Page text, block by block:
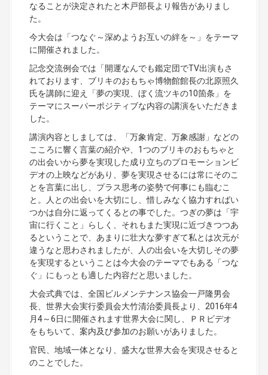
なることが決定されたと木戸部長より報告がありまし
た。
今大会は「つなぐ～深めようお互いの絆を～」をテーマ
に開催されました。
記念交流例会では「開運なんでも鑑定団でTV出演もさ
れております、ブリキのおもちゃ博物館館長の北原照久
氏を講師に迎え「夢の実現、ぼく流ツキの10箇条」を
テーマにスーパーポジティブな内容の講演をいただきま
した。
講演内容としましては、「万象肯定、万象感謝」などの
こころに響く言葉の紹介や、1つのブリキのおもちゃと
の出会いから夢を実現した成り立ちのプロモーションビ
デオの上映などがあり、夢を実現させるには常にそのこ
とを言葉に出し、プラス思考の姿勢で何事にも臨むこ
と。人との出会いを大切にし、惜しみなく協力すればい
つかは自分に返ってくるとの事でした。つぎの夢は「宇
宙に行くこと」らしく、それもまた実現に近づきつつあ
るということで、あまりに壮大な夢すぎて私とは次元が
違うなと思わされましたが、人の出会いを大切しその夢
を実現するということは今大会のテーマでもある「つな
ぐ」にもっとも適した内容だと思いました。
大会式典では、全国ビルメンテナンス協会一戸隆男会
長、世界大会実行委員会大竹清治委員長より、2016年4
月4～6日に開催されます世界大会に関し、ＰＲビデオ
をもちいて、案内及び参加のお願いがありました。
官民、地域一体となり、盛大な世界大会を実現させると
のことでした。